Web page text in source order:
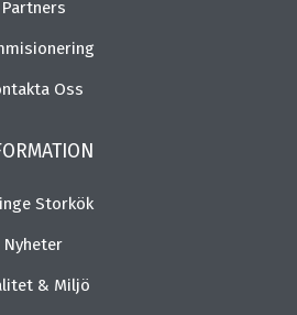
Partners
Oss
Storkök
Nyheter
& Miljö